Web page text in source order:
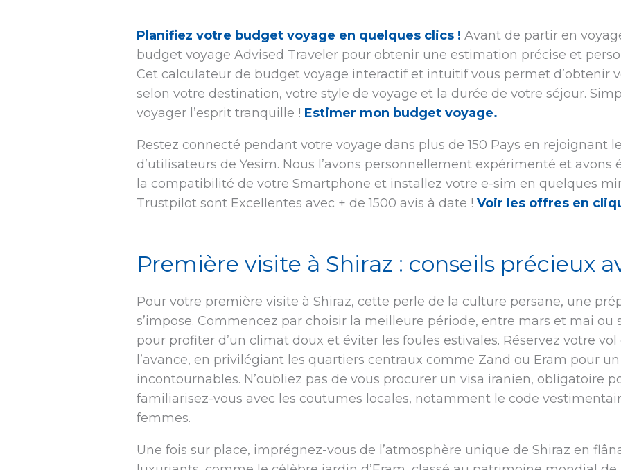
Planifiez votre budget voyage en quelques clics ! Avant de partir en
budget voyage Advised Traveler pour obtenir une estimation précise et
Cet calculateur de budget voyage interactif et intuitif vous permet d’obtenir
selon votre destination, votre style de voyage et la durée de votre séjour.
voyager l’esprit tranquille ! Estimer mon budget voyage.
Restez connecté pendant votre voyage dans plus de 150 Pays en rejoignant
d’utilisateurs de Yesim. Nous l’avons personnellement expérimenté et avons
la compatibilité de votre Smartphone et installez votre e-sim en quelques
Trustpilot sont Excellentes avec + de 1500 avis à date !Voir les offres en
Première visite à Shiraz : conseils précieux
Pour votre première visite à Shiraz, cette perle de la culture persane, une
s’impose. Commencez par choisir la meilleure période, entre mars et mai
pour profiter d’un climat doux et éviter les foules estivales. Réservez votre
l’avance, en privilégiant les quartiers centraux comme Zand ou Eram pour
incontournables. N’oubliez pas de vous procurer un visa iranien, obligatoire
familiarisez-vous avec les coutumes locales, notamment le code
femmes.
Une fois sur place, imprégnez-vous de l’atmosphère unique de Shiraz en